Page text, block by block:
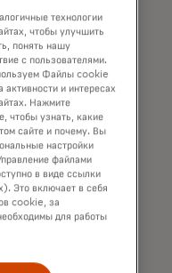
с Engage
технологии
чтобы улучшить
понять нашу
с пользователями.
Файлы cookie
и интересах
Нажмите
чтобы узнать, какие
сайте и почему. Вы
настройки
файлами
в виде ссылки
Это включает в себя
cookie, за
для работы